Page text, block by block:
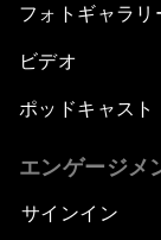
フォトギャラリ
ビデオ
ポッドキャスト
エンゲージメ
サインイン